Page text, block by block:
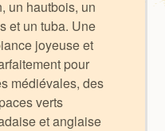
un hautbois, un
et un tuba. Une
joyeuse et
pour
médiévales, des
verts
et anglaise